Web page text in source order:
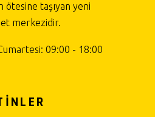
ötesine taşıyan yeni
merkezidir.
09:00 - 18:00